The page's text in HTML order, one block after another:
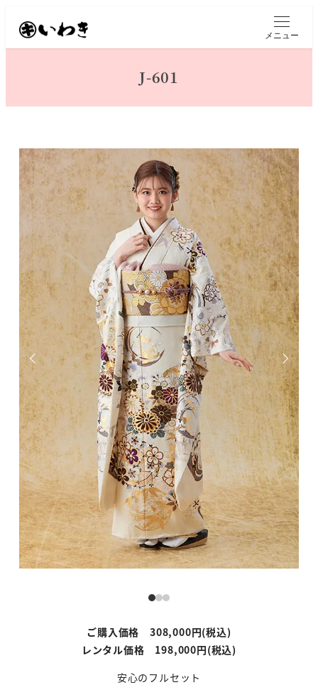
ン
メニュー
J-601
ご購入価格 308,000円(税込)
レンタル価格 198,000円(税込)
安心のフルセット